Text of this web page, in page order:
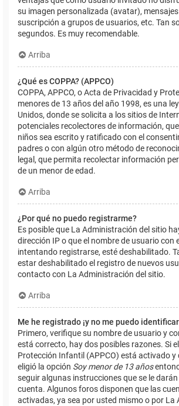
su imagen personalizada (avatar),
suscripción a grupos de usuarios, etc. Tan
segundos. Es muy recomendable.
Arriba
¿Qué es COPPA? (APPCO)
COPPA, APPCO, o Acta de Privacidad y
menores de 13 años del año 1998, es una
Unidos, donde se solicita a los sitios de
potenciales recolectores de información,
niños sea escrito y ratificado con el
padres o con algún otro método de
legal, que permita recolectar información
de un menor de edad.
Arriba
¿Por qué no puedo registrarme?
Es posible que La Administración del sitio
dirección IP o que el nombre de usuario con
intentando registrarse, esté deshabilitado.
estar deshabilitado el registro de nuevos
contacto con La Administración del sitio.
Arriba
Me he registrado ¡y no me puedo
Primero, verifique su nombre de usuario y
está correcto, hay dos posibles razones. Si
Protección Infantil (APPCO) está activado y
eligió la opción Soy menor de 13 años
seguir algunas instrucciones que se le
cuenta. Algunos foros disponen que las
activadas, ya sea por usted mismo o por La